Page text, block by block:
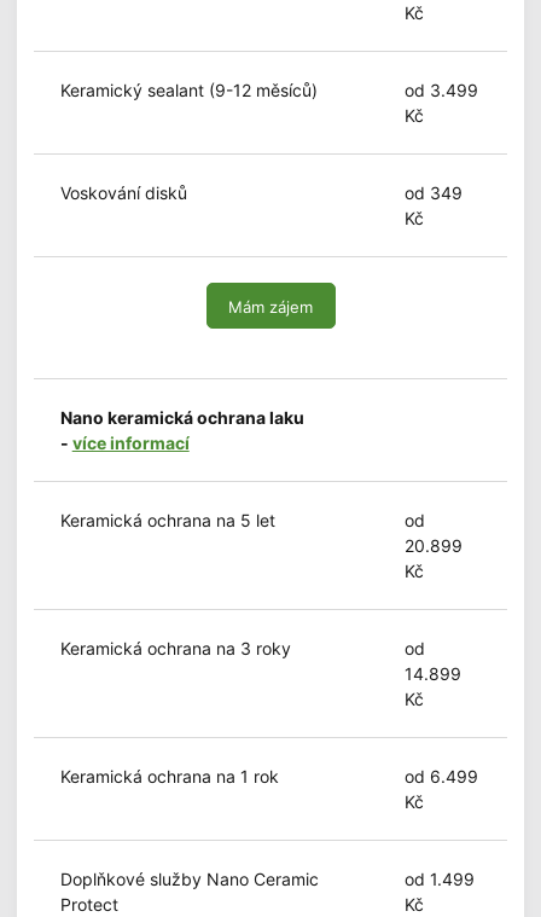
Kč
Keramický sealant (9-12 měsíců)
od 3.499
Kč
Voskování disků
od 349
Kč
Mám zájem
Nano keramická ochrana laku
- více informací
Keramická ochrana na 5 let
od
20.899
Kč
Keramická ochrana na 3 roky
od
14.899
Kč
Keramická ochrana na 1 rok
od 6.499
Kč
Doplňkové služby Nano Ceramic
Protect
od 1.499
Kč